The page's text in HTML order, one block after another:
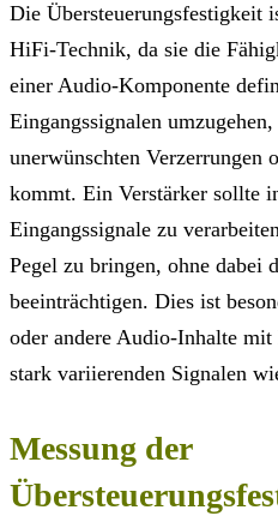
Die Übersteuerungsfestigkeit
HiFi-Technik, da sie die
einer Audio-Komponente
Eingangssignalen umzugehen,
unerwünschten Verzerrungen
kommt. Ein Verstärker sollte
Eingangssignale zu
Pegel zu bringen, ohne dabei
beeinträchtigen. Dies ist
oder andere Audio-Inhalte
stark variierenden Signalen
Messung der